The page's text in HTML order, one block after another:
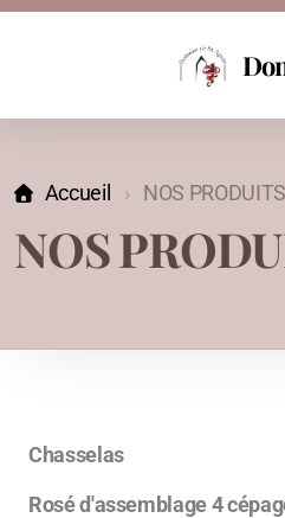
Accueil NOS PRODUITS
NOS
Chasselas
Rosé d'assemblage 4
Nos produits